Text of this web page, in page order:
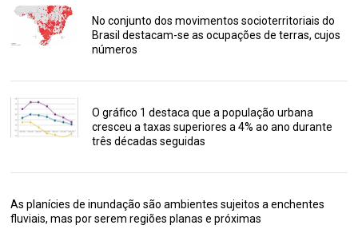
No conjunto dos movimentos socioterritoriais do
Brasil destacam-se as ocupações de terras, cujos
números
O gráfico 1 destaca que a população urbana
cresceu a taxas superiores a 4% ao ano durante
três décadas seguidas
As planícies de inundação são ambientes sujeitos a enchentes
fluviais, mas por serem regiões planas e próximas